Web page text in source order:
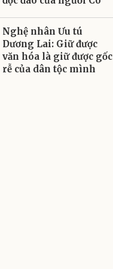
Nghệ nhân Ưu tú
Dương Lai: Giữ được
văn hóa là giữ được gốc
rễ của dân tộc mình